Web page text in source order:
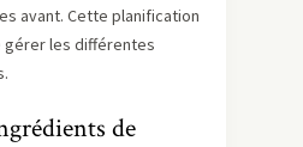
avant. Cette planification
les différentes
de